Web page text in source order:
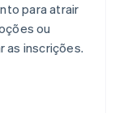
para atrair
ou
as inscrições.